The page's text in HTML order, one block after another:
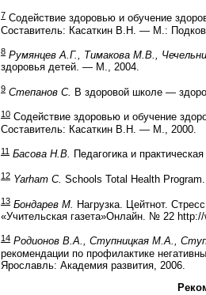
7 Содействие здоровью и обучение
Составитель: Касаткин В.Н. — М.:
8 Румянцев А.Г., Тимакова М.В.,
здоровья детей. — М., 2004.
9 Степанов С. В здоровой школе —
10 Содействие здоровью и обучение
Составитель: Касаткин В.Н. — М., 2000.
11 Басова Н.В. Педагогика и
12 Yarham С. Schools Total Health
13 Бондарев М. Нагрузка. Цейтнот.
«Учительская газета»Он­лайн. № 22 http://
14 Родионов В.А., Ступницкая М.А.,
рекомендации по профилактике
Ярославль: Академия развития, 2006.